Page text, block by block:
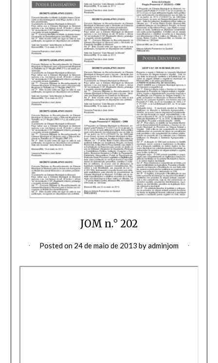
JOM n.° 202
Posted on 24 de maio de 2013 byadminjom